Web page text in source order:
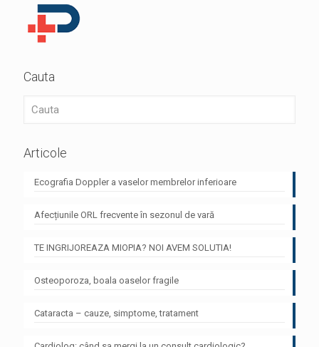
Cauta
Articole
Ecografia Doppler a vaselor membrelor inferioare
Afecțiunile ORL frecvente în sezonul de vară
TE INGRIJOREAZA MIOPIA? NOI AVEM SOLUTIA!
Osteoporoza, boala oaselor fragile
Cataracta – cauze, simptome, tratament